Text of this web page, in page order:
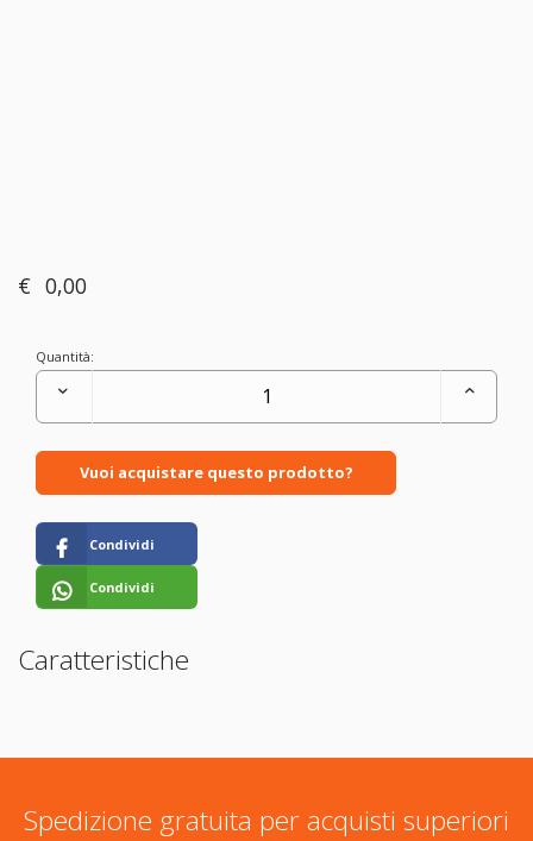
€ 0,00
Quantità:
Vuoi acquistare questo prodotto?
Condividi
Condividi
Caratteristiche
Spedizione gratuita per acquisti superiori